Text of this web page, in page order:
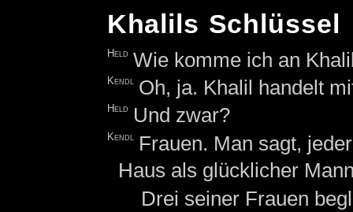
Khalils Schlüssel
Held Wie komme ich an
Kendl Oh, ja. Khalil handelt
Held Und zwar?
Kendl
Frauen. Man sagt,
Haus als glücklicher
Drei seiner Frauen